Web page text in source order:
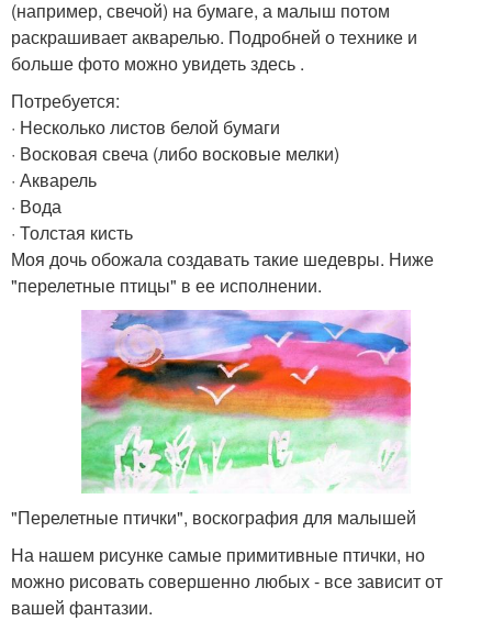
(например, свечой) на бумаге, а малыш потом
раскрашивает акварелью. Подробней о технике и
больше фото можно увидеть здесь .
Потребуется:
· Несколько листов белой бумаги
· Восковая свеча (либо восковые мелки)
· Акварель
· Вода
· Толстая кисть
Моя дочь обожала создавать такие шедевры. Ниже
"перелетные птицы" в ее исполнении.
"Перелетные птички", воскография для малышей
На нашем рисунке самые примитивные птички, но
можно рисовать совершенно любых - все зависит от
вашей фантазии.